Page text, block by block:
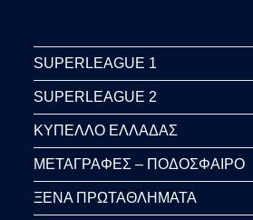
SUPERLEAGUE 1
SUPERLEAGUE 2
ΚΥΠΕΛΛΟ ΕΛΛΑΔΑΣ
ΜΕΤΑΓΡΑΦΕΣ – ΠΟΔΟΣΦΑΙΡΟ
ΞΕΝΑ ΠΡΩΤΑΘΛΗΜΑΤΑ